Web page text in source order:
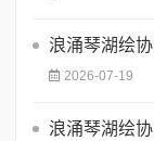
浪涌琴湖绘
2026-07-19
浪涌琴湖绘